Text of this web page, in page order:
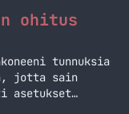
ohitus
tunnuksia
jotta sain
asetukset
No tästä